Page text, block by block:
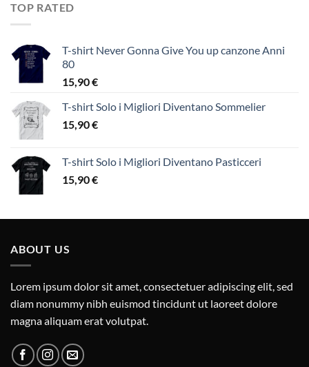
TOP RATED
T-shirt Never Gonna Give You up canzone Anni
80
15,90€
T-shirt Solo i Migliori Diventano Sommelier
15,90€
T-shirt Solo i Migliori Diventano Pasticceri
15,90€
ABOUT US
Lorem ipsum dolor sit amet, consectetuer adipiscing elit, sed
diam nonummy nibh euismod tincidunt ut laoreet dolore
magna aliquam erat volutpat.